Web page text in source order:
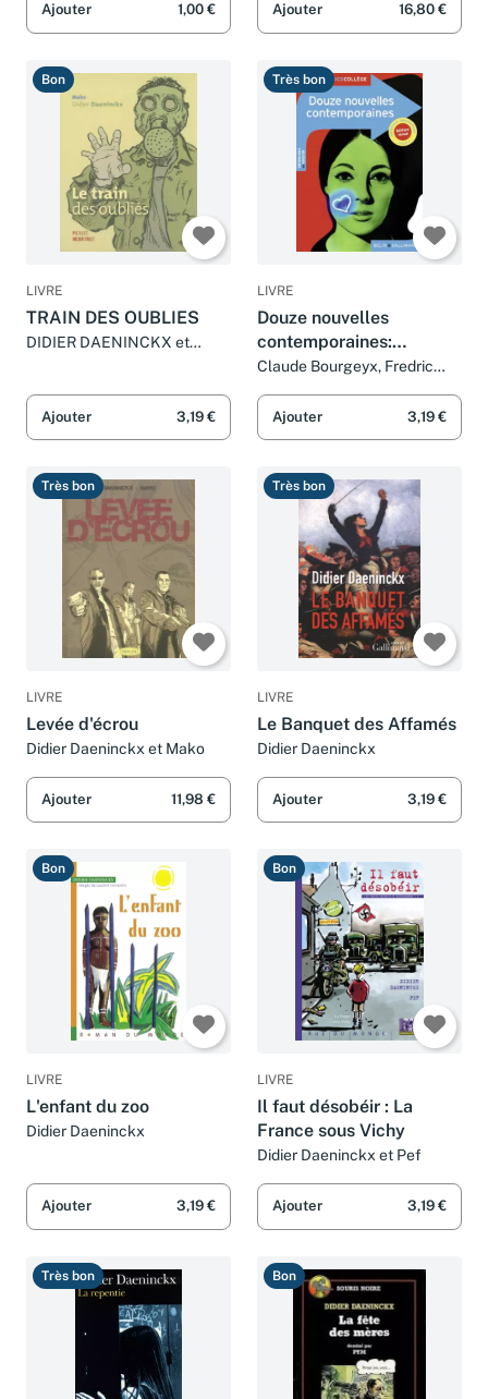
Ajouter 1,00 € Ajouter 16,80 €
Bon
LIVRE
TRAIN DES OUBLIES
DIDIER DAENINCKX et
Ajouter 3,19 €
Très bon
LIVRE
Douze nouvelles
contemporaines:
Nouvelle édition
Claude Bourgeyx, Fredric
Daeninckx, Romain Gary et
Pascal Merigeau
Ajouter 3,19 €
Très bon
LIVRE
Levée d'écrou
Didier Daeninckx et Mako
Ajouter 11,98 €
Très bon
LIVRE
Le Banquet des Affamés
Didier Daeninckx
Ajouter 3,19 €
Bon
LIVRE
L'enfant du zoo
Didier Daeninckx
Ajouter 3,19 €
Bon
LIVRE
Il faut désobéir : La
France sous Vichy
Didier Daeninckx et Pef
Ajouter 3,19 €
Très bon Bon